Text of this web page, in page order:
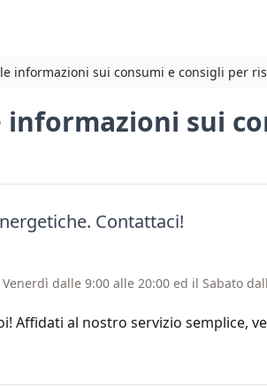
le informazioni sui consumi e consigli per
sui
Contattaci!
dalle 9:00 alle 20:00 ed il Sabato
Affidati al nostro servizio semplice,